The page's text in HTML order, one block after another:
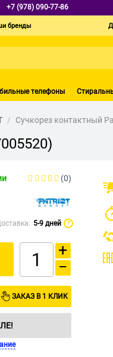
+7 (978) 090-77-86
бренды
телефоны
/ Сучкорез контактный
(0)
5-9 дней ?
+
−
ЗАКАЗ В 1 КЛИК